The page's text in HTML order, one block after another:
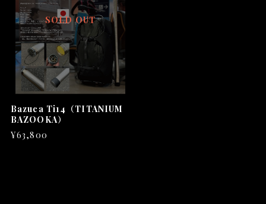
SOLD OUT
Bazuca Ti14（TITANIUM
BAZOOKA）
¥63,800